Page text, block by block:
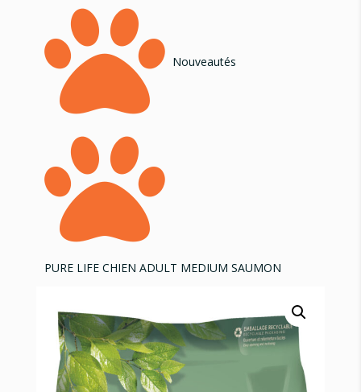
 Nouveautés

PURE LIFE CHIEN ADULT MEDIUM SAUMON